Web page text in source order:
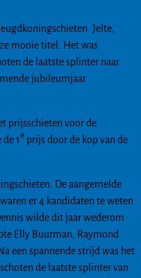
Jelte,
mooie titel. Het was
de laatste splinter naar
jubileumjaar
prijsschieten voor de
1eprijs door de kop van de
De aangemelde
er 4 kandidaten te weten
wilde dit jaar wederom
Elly Buurman, Raymond
een spannende strijd was het
de laatste splinter van